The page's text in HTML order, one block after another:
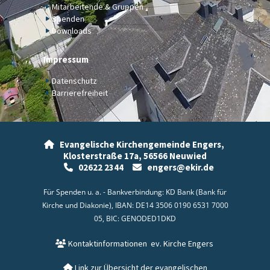
Mitarbeitende & Gruppen
Spenden
Downloads
Impressum
Datenschutz
Barrierefreiheit

Evangelische Kirchengemeinde Engers,
Klosterstraße 17a, 56566 Neuwied
02622 2344 engers@ekir.de
Für Spenden u. a. - Bankverbindung: KD Bank (Bank für
Kirche und Diakonie), IBAN: DE14 3506 0190 6531 7000
05, BIC: GENODED1DKD
Kontaktinformationen ev. Kirche Engers
Link zur Übersicht der evangelischen